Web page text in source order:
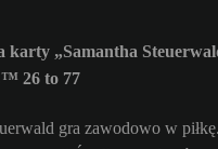
karty „Samantha
26 to 77
gra zawodowo w